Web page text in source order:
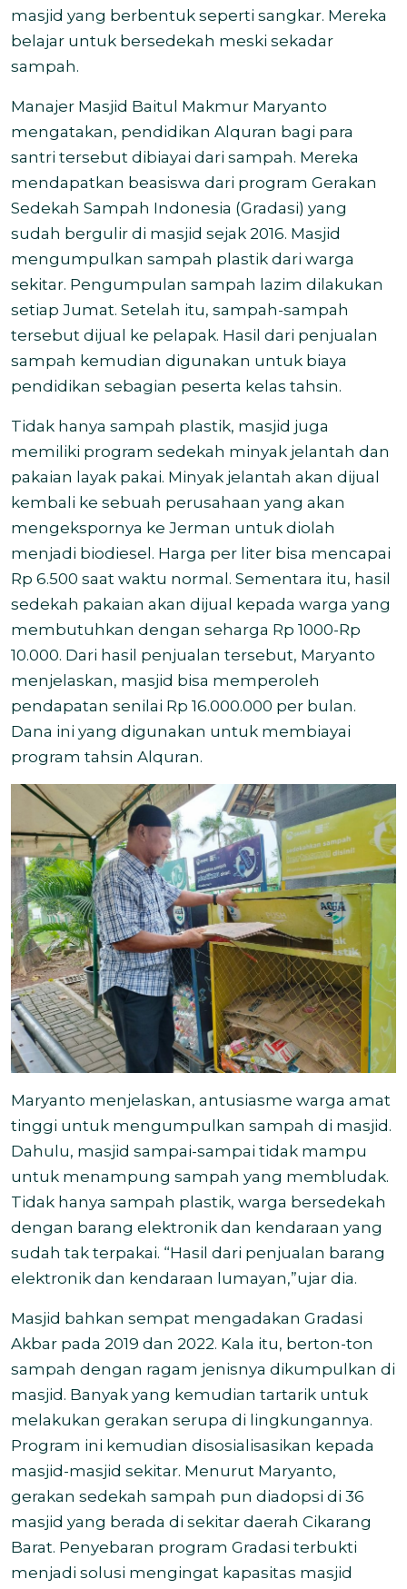
masjid yang berbentuk seperti sangkar. Mereka
belajar untuk bersedekah meski sekadar
sampah.
Manajer Masjid Baitul Makmur Maryanto
mengatakan, pendidikan Alquran bagi para
santri tersebut dibiayai dari sampah. Mereka
mendapatkan beasiswa dari program Gerakan
Sedekah Sampah Indonesia (Gradasi) yang
sudah bergulir di masjid sejak 2016. Masjid
mengumpulkan sampah plastik dari warga
sekitar. Pengumpulan sampah lazim dilakukan
setiap Jumat. Setelah itu, sampah-sampah
tersebut dijual ke pelapak. Hasil dari penjualan
sampah kemudian digunakan untuk biaya
pendidikan sebagian peserta kelas tahsin.
Tidak hanya sampah plastik, masjid juga
memiliki program sedekah minyak jelantah dan
pakaian layak pakai. Minyak jelantah akan dijual
kembali ke sebuah perusahaan yang akan
mengekspornya ke Jerman untuk diolah
menjadi biodiesel. Harga per liter bisa mencapai
Rp 6.500 saat waktu normal. Sementara itu, hasil
sedekah pakaian akan dijual kepada warga yang
membutuhkan dengan seharga Rp 1000-Rp
10.000. Dari hasil penjualan tersebut, Maryanto
menjelaskan, masjid bisa memperoleh
pendapatan senilai Rp 16.000.000 per bulan.
Dana ini yang digunakan untuk membiayai
program tahsin Alquran.
Maryanto menjelaskan, antusiasme warga amat
tinggi untuk mengumpulkan sampah di masjid.
Dahulu, masjid sampai-sampai tidak mampu
untuk menampung sampah yang membludak.
Tidak hanya sampah plastik, warga bersedekah
dengan barang elektronik dan kendaraan yang
sudah tak terpakai. “Hasil dari penjualan barang
elektronik dan kendaraan lumayan,”ujar dia.
Masjid bahkan sempat mengadakan Gradasi
Akbar pada 2019 dan 2022. Kala itu, berton-ton
sampah dengan ragam jenisnya dikumpulkan di
masjid. Banyak yang kemudian tartarik untuk
melakukan gerakan serupa di lingkungannya.
Program ini kemudian disosialisasikan kepada
masjid-masjid sekitar. Menurut Maryanto,
gerakan sedekah sampah pun diadopsi di 36
masjid yang berada di sekitar daerah Cikarang
Barat. Penyebaran program Gradasi terbukti
menjadi solusi mengingat kapasitas masjid